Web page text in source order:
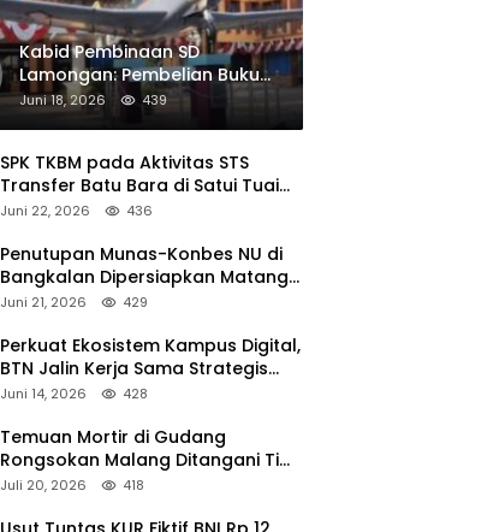
Kabid Pembinaan SD
Lamongan: Pembelian Buku
Pendamping Tidak Boleh
Dipaksakan
Juni 18, 2026 439
SPK TKBM pada Aktivitas STS
Transfer Batu Bara di Satui Tuai
Sorotan
Juni 22, 2026 436
Penutupan Munas-Konbes NU di
Bangkalan Dipersiapkan Matang,
Gus Ipul Turun Tangan
Juni 21, 2026 429
Perkuat Ekosistem Kampus Digital,
BTN Jalin Kerja Sama Strategis
dengan UNAIR
Juni 14, 2026 428
Temuan Mortir di Gudang
Rongsokan Malang Ditangani Tim
Gegana Polda Jatim
Juli 20, 2026 418